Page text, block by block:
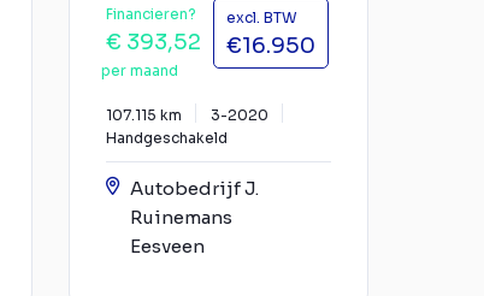
Financieren?
€ 393,52
per maand
excl. BTW
€16.950
107.115 km
3-2020
Handgeschakeld
Autobedrijf J.
Ruinemans
Eesveen